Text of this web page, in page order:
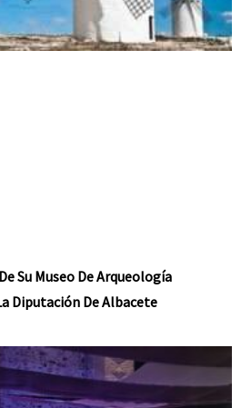
Su Museo De Arqueología
Diputación De Albacete